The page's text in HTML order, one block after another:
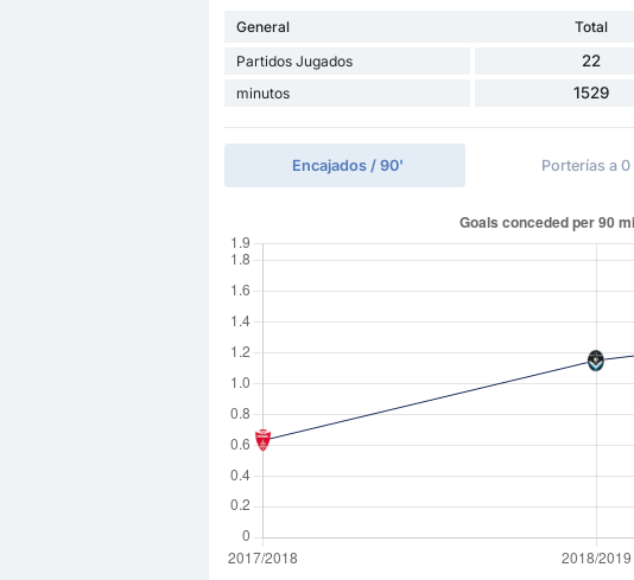
General Total
Partidos Jugados
22
minutos
1529
Encajados / 90' Porterías a 0